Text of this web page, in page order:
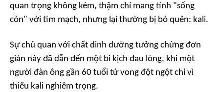
quan trọng không kém, thậm chí mang tính "sống
còn" với tim mạch, nhưng lại thường bị bỏ quên: kali.
Sự chủ quan với chất dinh dưỡng tưởng chừng đơn
giản này đã dẫn đến một bi kịch đau lòng, khi một
người đàn ông gần 60 tuổi tử vong đột ngột chỉ vì
thiếu kali nghiêm trọng.